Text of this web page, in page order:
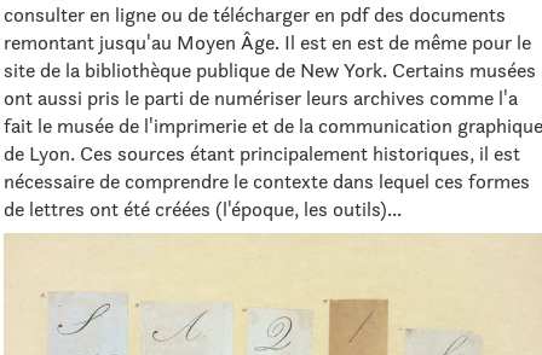
consulter en ligne ou de télécharger en pdf des documents
remontant jusqu'au Moyen Âge. Il est en est de même pour le
site de la bibliothèque publique de New York. Certains musées
ont aussi pris le parti de numériser leurs archives comme l'a
fait le musée de l'imprimerie et de la communication graphique
de Lyon. Ces sources étant principalement historiques, il est
nécessaire de comprendre le contexte dans lequel ces formes
de lettres ont été créées (l'époque, les outils)...